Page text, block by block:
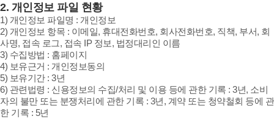
2. 개인정보 파일 현황
1) 개인정보 파일명 : 개인정보
2) 개인정보 항목 : 이메일, 휴대전화번호, 회사전화번호, 직책, 부서, 회
사명, 접속 로그, 접속 IP 정보, 법정대리인 이름
3) 수집방법 : 홈페이지
4) 보유근거 : 개인정보동의
5) 보유기간 : 3년
6) 관련법령 : 신용정보의 수집/처리 및 이용 등에 관한 기록 : 3년, 소비
자의 불만 또는 분쟁처리에 관한 기록 : 3년, 계약 또는 청약철회 등에 관
한 기록 : 5년